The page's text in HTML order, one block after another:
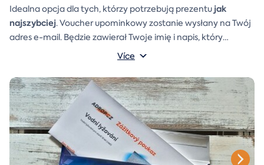
Idealna opcja dla tych, którzy potrzebują prezentu jak
najszybciej. Voucher upominkowy zostanie wysłany na Twój
adres e-mail. Będzie zawierał Twoje imię i napis, który
koperta prezentowa
dołączona do wiadomości e-mail.
Více